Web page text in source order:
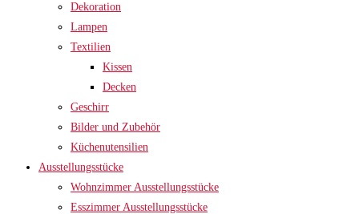
Dekoration
Lampen
Textilien
Kissen
Decken
Geschirr
Bilder und Zubehör
Küchenutensilien
Ausstellungsstücke
Wohnzimmer Ausstellungsstücke
Esszimmer Ausstellungsstücke